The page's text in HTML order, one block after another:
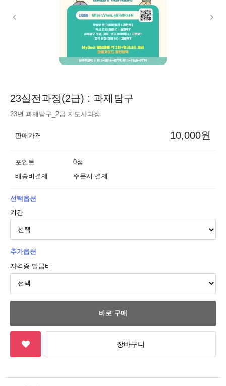
23실전과정(2급) : 과제탐구
23년 과제탐구_2급 지도사과정
판매가격 10,000원
포인트
0점
배송비결제
주문시 결제
선택옵션
기간
추가옵션
자격증 발급비